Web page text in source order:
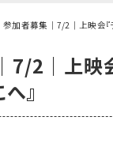
参加者募集｜7/2｜上映会
7/2｜上映
』